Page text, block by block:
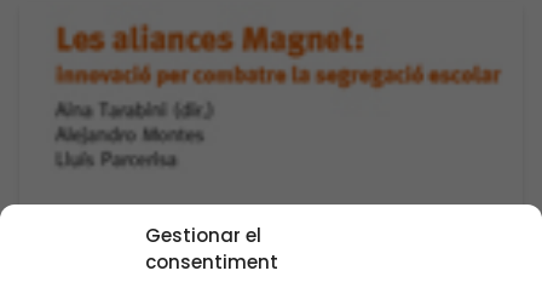
Gestionar el
consentiment